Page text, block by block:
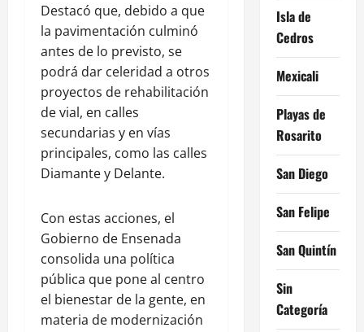
Destacó que, debido a que
la pavimentación culminó
antes de lo previsto, se
podrá dar celeridad a otros
proyectos de rehabilitación
de vial, en calles
secundarias y en vías
principales, como las calles
Diamante y Delante.
Con estas acciones, el
Gobierno de Ensenada
consolida una política
pública que pone al centro
el bienestar de la gente, en
materia de modernización
Isla de
Cedros
Mexicali
Playas de
Rosarito
San Diego
San Felipe
San Quintín
Sin
Categoría